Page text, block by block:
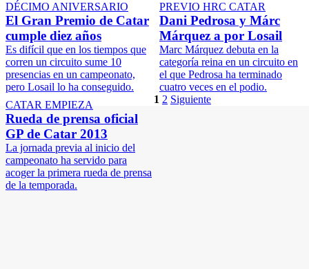
DÉCIMO ANIVERSARIO
El Gran Premio de Catar
cumple diez años
Es difícil que en los tiempos que
corren un circuito sume 10
presencias en un campeonato,
pero Losail lo ha conseguido.
PREVIO HRC CATAR
Dani Pedrosa y Márc
Márquez a por Losail
Marc Márquez debuta en la
categoría reina en un circuito en
el que Pedrosa ha terminado
cuatro veces en el podio.
CATAR EMPIEZA
Rueda de prensa oficial
GP de Catar 2013
La jornada previa al inicio del
campeonato ha servido para
acoger la primera rueda de prensa
de la temporada.
1 2 Siguiente